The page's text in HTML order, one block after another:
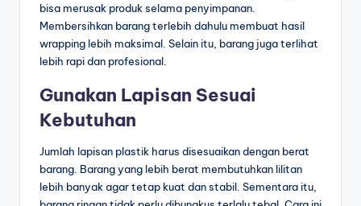
bisa merusak produk selama penyimpanan.
Membersihkan barang terlebih dahulu membuat hasil
wrapping lebih maksimal. Selain itu, barang juga terlihat
lebih rapi dan profesional.
Gunakan Lapisan Sesuai
Kebutuhan
Jumlah lapisan plastik harus disesuaikan dengan berat
barang. Barang yang lebih berat membutuhkan lilitan
lebih banyak agar tetap kuat dan stabil. Sementara itu,